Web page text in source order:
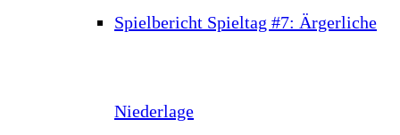
Spielbericht Spieltag #7: Ärgerliche
Niederlage